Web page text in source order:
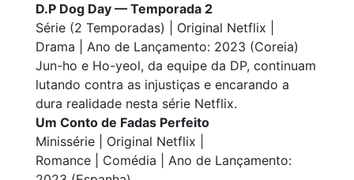
D.P Dog Day — Temporada 2
Série (2 Temporadas) | Original Netflix |
Drama | Ano de Lançamento: 2023 (Coreia)
Jun-ho e Ho-yeol, da equipe da DP, continuam
lutando contra as injustiças e encarando a
dura realidade nesta série Netflix.
Um Conto de Fadas Perfeito
Minissérie | Original Netflix |
Romance | Comédia | Ano de Lançamento: